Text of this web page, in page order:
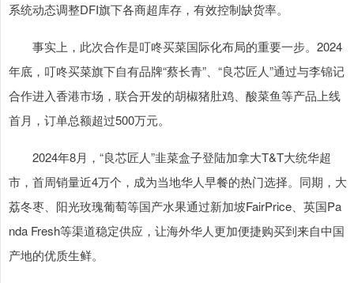
系统动态调整DFI旗下各商超库存，有效控制缺货率。
事实上，此次合作是叮咚买菜国际化布局的重要一步。2024
年底，叮咚买菜旗下自有品牌“蔡长青”、“良芯匠人”通过与李锦记
合作进入香港市场，联合开发的胡椒猪肚鸡、酸菜鱼等产品上线
首月，订单总额超过500万元。
2024年8月，“良芯匠人”韭菜盒子登陆加拿大T&T大统华超
市，首周销量近4万个，成为当地华人早餐的热门选择。同期，大
荔冬枣、阳光玫瑰葡萄等国产水果通过新加坡FairPrice、英国Pa
nda Fresh等渠道稳定供应，让海外华人更加便捷购买到来自中国
产地的优质生鲜。